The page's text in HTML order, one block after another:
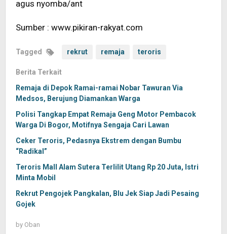
agus nyomba/ant
Sumber : www.pikiran-rakyat.com
Tagged rekrut remaja teroris
Berita Terkait
Remaja di Depok Ramai-ramai Nobar Tawuran Via
Medsos, Berujung Diamankan Warga
Polisi Tangkap Empat Remaja Geng Motor Pembacok
Warga Di Bogor, Motifnya Sengaja Cari Lawan
Ceker Teroris, Pedasnya Ekstrem dengan Bumbu
“Radikal”
Teroris Mall Alam Sutera Terlilit Utang Rp 20 Juta, Istri
Minta Mobil
Rekrut Pengojek Pangkalan, Blu Jek Siap Jadi Pesaing
Gojek
by Oban